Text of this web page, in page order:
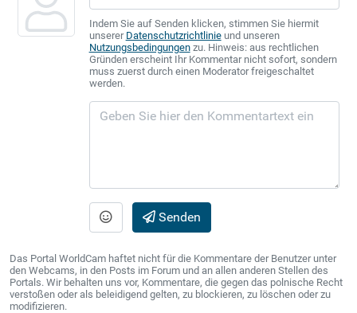
Indem Sie auf Senden klicken, stimmen Sie hiermit
unserer Datenschutzrichtlinieund unseren
Nutzungsbedingungenzu. Hinweis: aus rechtlichen
Gründen erscheint Ihr Kommentar nicht sofort, sondern
muss zuerst durch einen Moderator freigeschaltet
werden.
Senden
Das Portal WorldCam haftet nicht für die Kommentare der Benutzer unter
den Webcams, in den Posts im Forum und an allen anderen Stellen des
Portals. Wir behalten uns vor, Kommentare, die gegen das polnische Recht
verstoßen oder als beleidigend gelten, zu blockieren, zu löschen oder zu
modifizieren.